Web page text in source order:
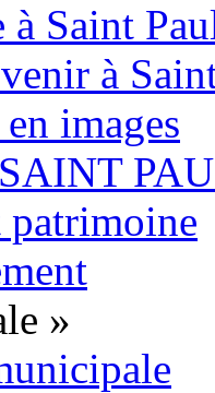
à Saint
à
images
»